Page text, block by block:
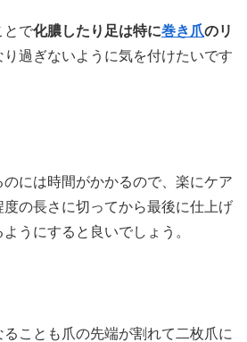
とで化膿したり足は特に巻き爪のリ
り過ぎないように気を付けたいです
には時間がかかるので、楽にケア
度の長さに切ってから最後に仕上げ
うにすると良いでしょう。
ことも爪の先端が割れて二枚爪に